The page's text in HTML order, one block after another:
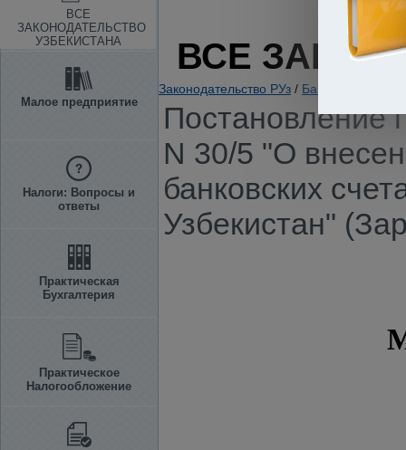
ВСЕ
ЗАКОНОДАТЕЛЬСТВО
УЗБЕКИСТАНА
Малое предприятие
Налоги: Вопросы и
ответы
Практическая
Бухгалтерия
Практическое
Налогообложение
ВСЕ
Законодательство РУз / Банки.
Постановление
N 30/5 "О
банковских
Узбекистан"